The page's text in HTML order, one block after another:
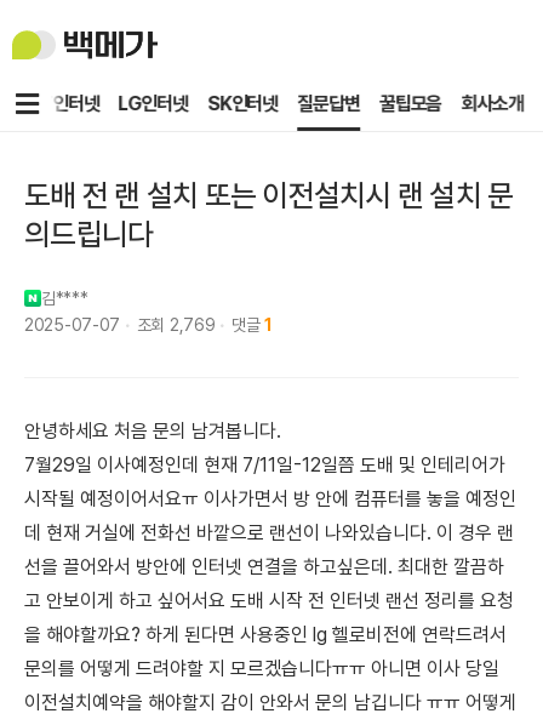
백
메
KT인터넷 LG인터넷 SK인터넷 질문답변 꿀팁모음 회사소개
메
도배 전 랜 설치 또는 이전설치시 랜 설치 문
의드립니다
김****
2025-07-07
조회 2,769 댓글 1
안녕하세요 처음 문의 남겨봅니다.
7월29일 이사예정인데 현재 7/11일-12일쯤 도배 및 인테리어가
시작될 예정이어서요ㅠ 이사가면서 방 안에 컴퓨터를 놓을 예정인
데 현재 거실에 전화선 바깥으로 랜선이 나와있습니다. 이 경우 랜
선을 끌어와서 방안에 인터넷 연결을 하고싶은데. 최대한 깔끔하
고 안보이게 하고 싶어서요 도배 시작 전 인터넷 랜선 정리를 요청
을 해야할까요? 하게 된다면 사용중인 lg 헬로비전에 연락드려서
문의를 어떻게 드려야할 지 모르겠습니다ㅠㅠ 아니면 이사 당일
이전설치예약을 해야할지 감이 안와서 문의 남깁니다 ㅠㅠ 어떻게